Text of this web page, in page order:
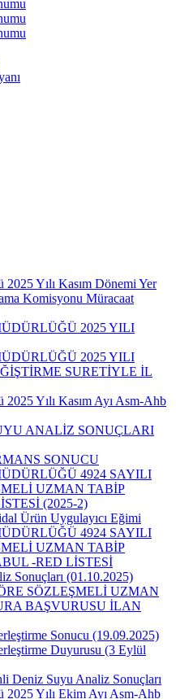
Yılı Kasım Dönemi Yer
Komisyonu Müracaat
2025 YILI
2025 YILI
SURETİYLE İL
Yılı Kasım Ayı Asm-Ahb
ANALİZ SONUÇLARI
SONUCU
4924 SAYILI
UZMAN TABİP
(2025-2)
Ürün Uygulayıcı Eğimi
4924 SAYILI
UZMAN TABİP
-RED LİSTESİ
Sonuçları (01.10.2025)
SÖZLEŞMELİ UZMAN
BAŞVURUSU İLAN
Sonucu (19.09.2025)
Duyurusu (3 Eylül
Deniz Suyu Analiz Sonuçları
2025 Yılı Ekim Ayı Asm-Ahb